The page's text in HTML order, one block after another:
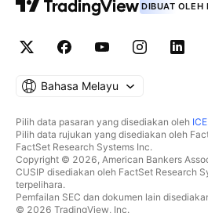
DIBUAT OLEH
Bahasa Melayu
Pilih data pasaran yang disediakan oleh
Pilih data rujukan yang disediakan oleh
FactSet Research Systems Inc.
Copyright © 2026, American Bankers
CUSIP disediakan oleh FactSet Research
terpelihara.
Pemfailan SEC dan dokumen lain
© 2026 TradingView, Inc.